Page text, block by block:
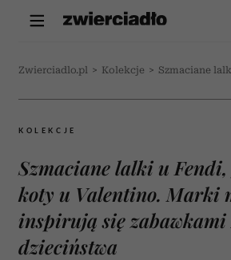
Zwierciadlo.pl > Kolekcje > Szmaciane
KOLEKCJE
Szmaciane lalki u Fendi,
koty u Valentino. Marki
inspirują się zabawkami
dzieciństwa